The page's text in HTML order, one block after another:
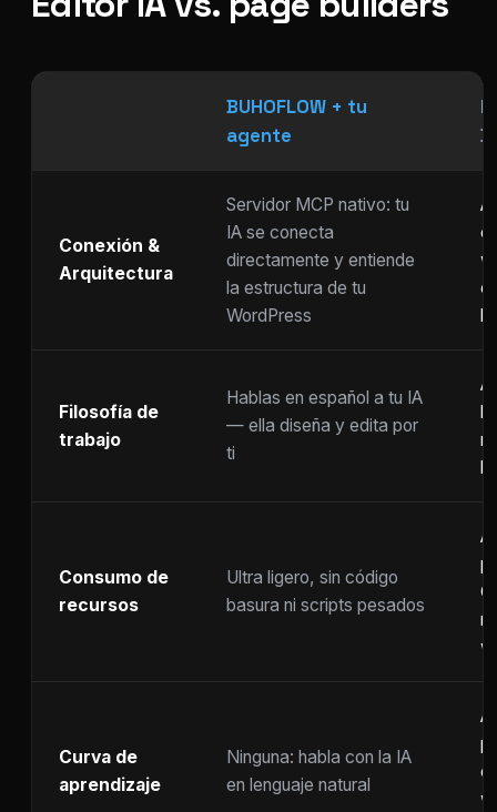
BUHOFLOW + tu
agente
Conexión &
Arquitectura
Servidor MCP nativo: tu
IA se conecta
directamente y entiende
la estructura de tu
WordPress
Filosofía de
trabajo
Hablas en español a tu IA
— ella diseña y edita por
ti
Consumo de
recursos
Ultra ligero, sin código
basura ni scripts pesados
Curva de
aprendizaje
Ninguna: habla con la IA
en lenguaje natural